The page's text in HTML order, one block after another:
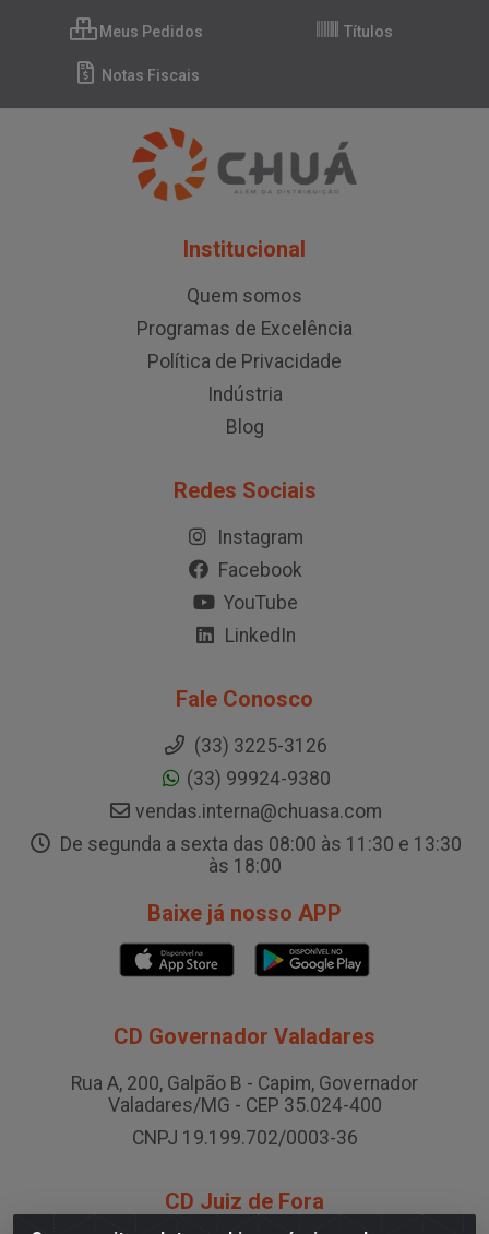
Meus Pedidos Títulos
Notas Fiscais
Institucional
Quem somos
Programas de Excelência
Política de Privacidade
Indústria
Blog
Redes Sociais
Instagram
Facebook
YouTube
LinkedIn
Fale Conosco
(33) 3225-3126
(33) 99924-9380
vendas.interna@chuasa.com
De segunda a sexta das 08:00 às 11:30 e 13:30
às 18:00
Baixe já nosso APP
CD Governador Valadares
Rua A, 200, Galpão B - Capim, Governador
Valadares/MG - CEP 35.024-400
CNPJ 19.199.702/0003-36
CD Juiz de Fora